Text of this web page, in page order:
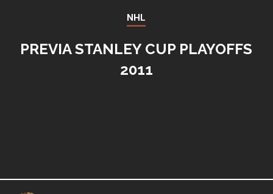
NHL
PREVIA STANLEY CUP PLAYOFFS
2011